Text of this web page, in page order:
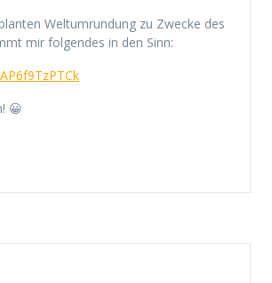
Weltumrundung zu Zwecke des
mir folgendes in den Sinn:
😀